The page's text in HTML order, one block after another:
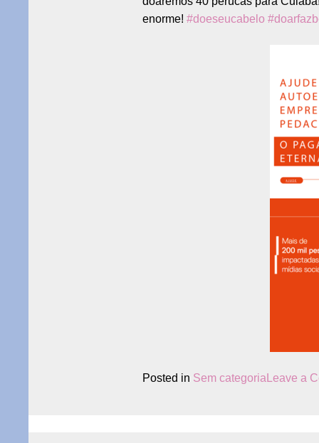
enorme! #doeseucabelo #
Posted in Sem categoria Leave a